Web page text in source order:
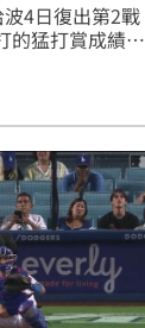
4日復出第2戰
的猛打賞成績，
近期苦吞4連